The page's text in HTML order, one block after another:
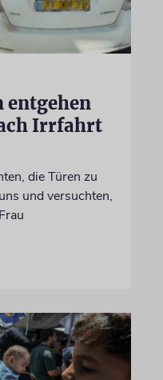
entgehen
Irrfahrt
die Türen zu
und versuchten,